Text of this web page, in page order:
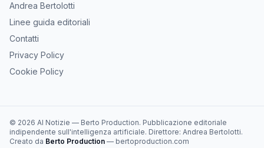
Andrea Bertolotti
Linee guida editoriali
Contatti
Privacy Policy
Cookie Policy
© 2026 AI Notizie — Berto Production. Pubblicazione editoriale
indipendente sull'intelligenza artificiale. Direttore: Andrea Bertolotti.
Creato da Berto Production — bertoproduction.com